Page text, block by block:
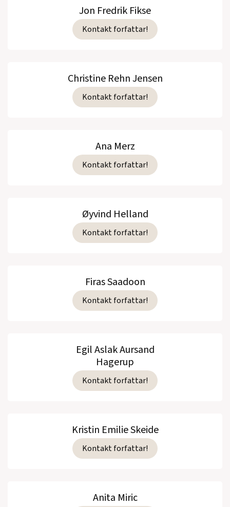
Jon Fredrik Fikse
Kontakt forfattar!
Christine Rehn Jensen
Kontakt forfattar!
Ana Merz
Kontakt forfattar!
Øyvind Helland
Kontakt forfattar!
Firas Saadoon
Kontakt forfattar!
Egil Aslak Aursand
Hagerup
Kontakt forfattar!
Kristin Emilie Skeide
Kontakt forfattar!
Anita Miric